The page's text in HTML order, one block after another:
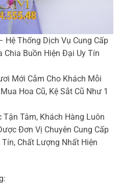
Hệ Thống Dịch Vụ Cung Cấp
Chia Buồn Hiện Đại Uy Tín
Mới Cắm Cho Khách Mỗi
Hoa Cũ, Kệ Sắt Cũ Như 1
Tâm, Khách Hàng Luôn
Đơn Vị Chuyên Cung Cấp
Chất Lượng Nhất Hiện